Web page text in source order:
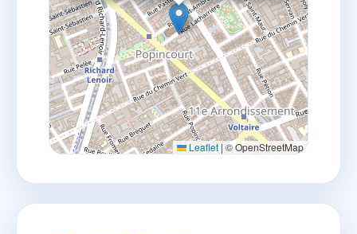
Leaflet | © OpenStreetMap